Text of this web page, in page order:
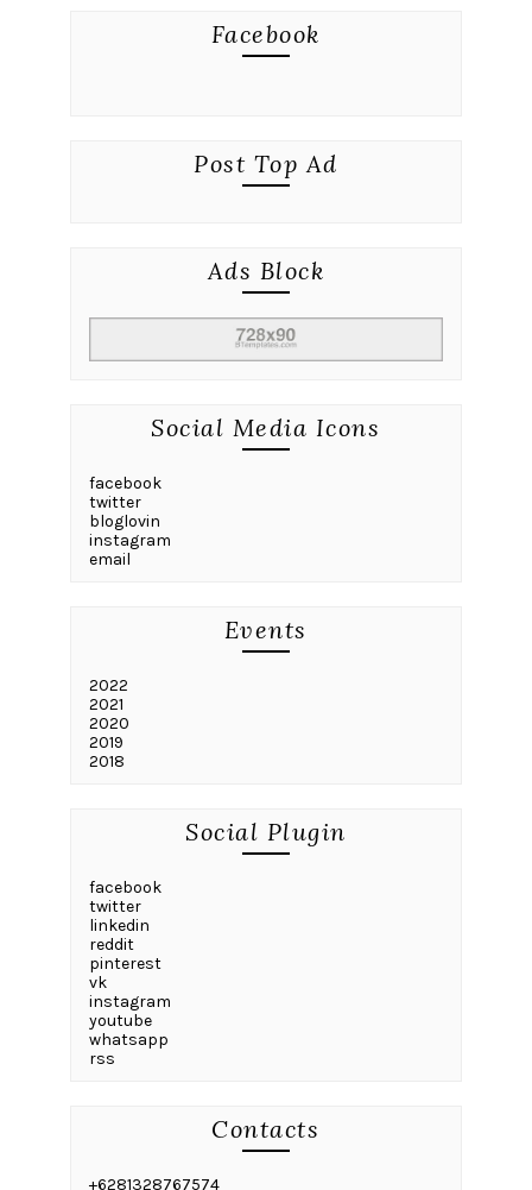
Facebook
Post Top Ad
Ads Block
Social Media Icons
facebook
twitter
bloglovin
instagram
email
Events
2022
2021
2020
2019
2018
Social Plugin
facebook
twitter
linkedin
reddit
pinterest
vk
instagram
youtube
whatsapp
rss
Contacts
+6281328767574